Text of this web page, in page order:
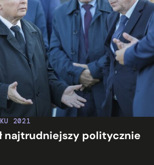
2021
najtrudniejszy politycznie
reaguje na protesty podczas